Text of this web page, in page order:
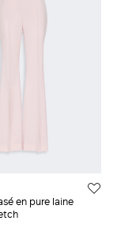
en pure laine